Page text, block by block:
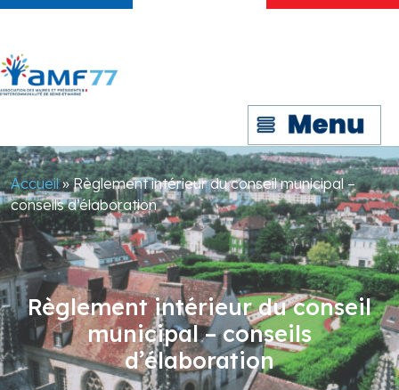
Accueil»Règlement intérieur du conseil municipal –
conseils d’élaboration
Règlement intérieur du conseil
municipal – conseils
d’élaboration